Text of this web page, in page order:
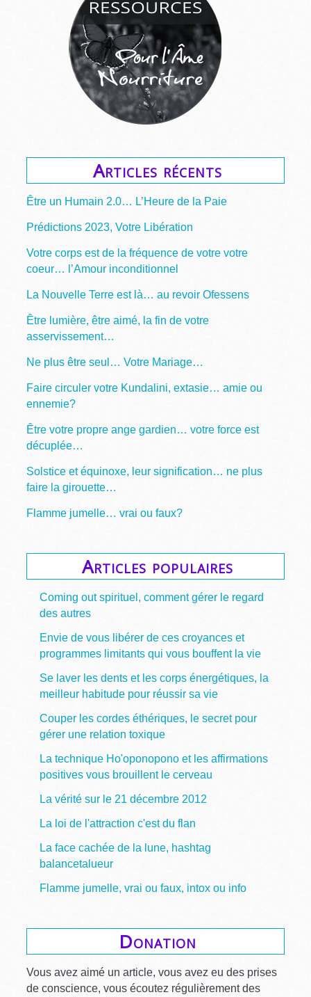
Articles récents
Être un Humain 2.0… L’Heure de la Paie
Prédictions 2023, Votre Libération
Votre corps est de la fréquence de votre votre
coeur… l’Amour inconditionnel
La Nouvelle Terre est là… au revoir Ofessens
Être lumière, être aimé, la fin de votre
asservissement…
Ne plus être seul… Votre Mariage…
Faire circuler votre Kundalini, extasie… amie ou
ennemie?
Être votre propre ange gardien… votre force est
décuplée…
Solstice et équinoxe, leur signification… ne plus
faire la girouette…
Flamme jumelle… vrai ou faux?
Articles populaires
Coming out spirituel, comment gérer le regard
des autres
Envie de vous libérer de ces croyances et
programmes limitants qui vous bouffent la vie
Se laver les dents et les corps énergétiques, la
meilleur habitude pour réussir sa vie
Couper les cordes éthériques, le secret pour
gérer une relation toxique
La technique Ho'oponopono et les affirmations
positives vous brouillent le cerveau
La vérité sur le 21 décembre 2012
La loi de l'attraction c'est du flan
La face cachée de la lune, hashtag
balancetalueur
Flamme jumelle, vrai ou faux, intox ou info
Donation
Vous avez aimé un article, vous avez eu des prises
de conscience, vous écoutez régulièrement des